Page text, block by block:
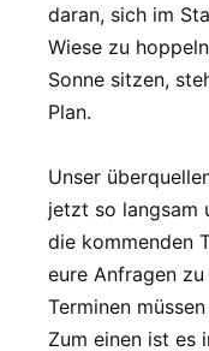
daran, sich im
Wiese zu
Sonne sitzen,
Plan.
Unser
jetzt so langsam
die kommenden
eure Anfragen
Terminen
Zum einen ist es